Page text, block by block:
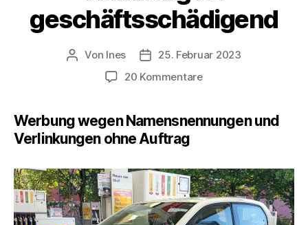
geschäftsschädigend
Beitragsautor
Von Ines Veröffentlichungsdatum
25. Februar 2023
20 Kommentarezu
Hamburg
Werbung wegen Namensnennungen und
Verlinkungen ohne Auftrag